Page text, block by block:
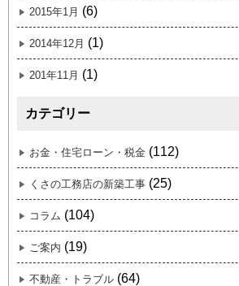
2015年1月 (6)
2014年12月 (1)
201年11月 (1)
カテゴリー
お金・住宅ローン・税金 (112)
くさの工務店の新築工事 (25)
コラム (104)
ご案内 (19)
不動産・トラブル (64)